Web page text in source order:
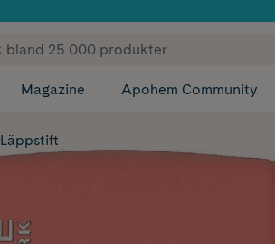
Magazine Apohem Community
Läppstift